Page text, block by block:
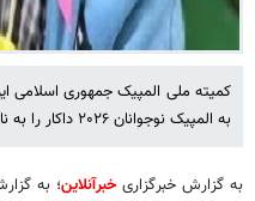
کمیته ملی المپیک جمهوری اسلامی
به المپیک نوجوانان ۲۰۲۶ داکار را به نام «ماکان نصیری» مزین کند.
به گزارش خبرگزاریخبرآنلاین؛ به